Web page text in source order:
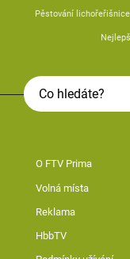
Pěstování lichořeřišnice
O FTV Prima
Volná místa
Reklama
HbbTV